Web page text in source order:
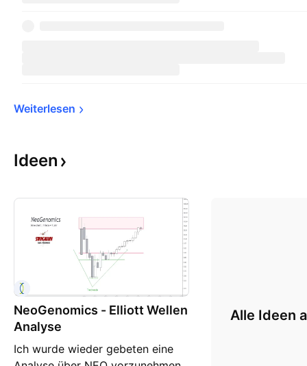
Weiterlesen
Ideen
NeoGenomics - Elliott Wellen
Analyse
Ich wurde wieder gebeten eine
Alle Ideen